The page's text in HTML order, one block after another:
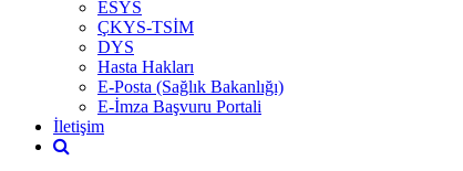
ESYS
ÇKYS-TSİM
DYS
Hasta Hakları
E-Posta (Sağlık Bakanlığı)
E-İmza Başvuru Portali
İletişim